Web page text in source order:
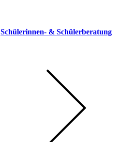
Schülerinnen- & Schülerberatung